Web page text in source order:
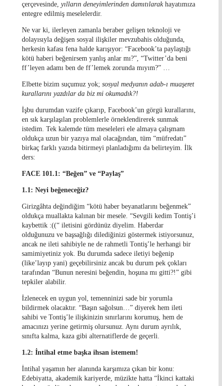
çerçevesinde, yılların deneyimlerinden damıtılarakhayatımıza
entegre edilmiş meselelerdir.
Ne var ki, ilerleyen zamanla beraber gelişen teknoloji ve
dolayısıyla değişen sosyal ilişkiler mevzubahis olduğunda,
herkesin kafası fena halde karışıyor: “Facebook’ta paylaştığı
kötü haberi beğenirsem yanlış anlar mı?”, “Twitter’da beni
ff’leyen adamı ben de ff’lemek zorunda mıyım?” …
Elbette bizim suçumuz yok; sosyal medyanın adab-ı muaşeret
kurallarını yazdılar da biz mi okumadık?!
İşbu durumdan vazife çıkarıp, Facebook’un görgü kurallarını,
en sık karşılaşılan problemlerle örneklendirerek sunmak
istedim. Tek kalemde tüm meseleleri ele almaya çalışmam
oldukça uzun bir yazıya mal olacağından, tüm “müfredatı”
birkaç farklı yazıda bitirmeyi planladığımı da belirteyim. İlk
ders:
FACE 101.1: “Beğen” ve “Paylaş”
1.1: Neyi beğeneceğiz?
Girizgâhta değindiğim “kötü haber beyanatlarını beğenmek”
oldukça muallakta kalınan bir mesele. “Sevgili kedim Tontiş’i
kaybettik :((“ iletisini gördünüz diyelim. Haberdar
olduğunuzu ve başsağlığı dilediğinizi göstermek istiyorsunuz,
ancak ne ileti sahibiyle ne de rahmetli Tontiş’le herhangi bir
samimiyetiniz yok. Bu durumda sadece iletiyi beğenip
(like’layıp yani) geçebilirsiniz ancak bu durum pek çokları
tarafından “Bunun neresini beğendin, hoşuna mı gitti?!” gibi
tepkiler alabilir.
İzlenecek en uygun yol, temenninizi sade bir yorumla
bildirmek olacaktır. “Başın sağolsun…” diyerek hem ileti
sahibi ve Tontiş’le ilişkinizin sınırlarını korumuş, hem de
amacınızı yerine getirmiş olursunuz. Aynı durum ayrılık,
sınıfta kalma, kaza gibi alternatiflerde de geçerli.
1.2: İntihal etme başka ihsan istemem!
İntihal yaşamın her alanında karşımıza çıkan bir konu:
Edebiyatta, akademik kariyerde, müzikte hatta “İkinci kattaki